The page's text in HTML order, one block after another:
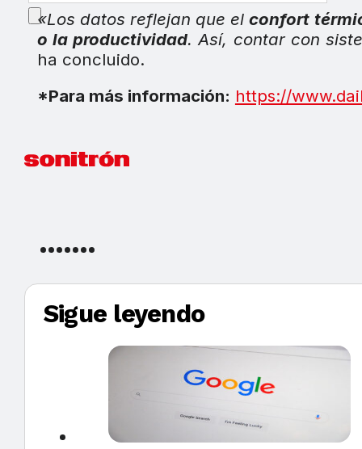
«Los datos reflejan que elconfort
o la productividad. Así, contar con
ha concluido.
*Para más información: https://
Sigue leyendo